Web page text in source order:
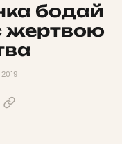
бодай
жертвою